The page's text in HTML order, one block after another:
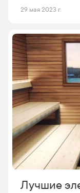
значительно
дорогах часто
перекусе и
другое. Но чтобы автохолодильник
нужно
вообще
бывают?
29 мая 2023 г.
Лучшие